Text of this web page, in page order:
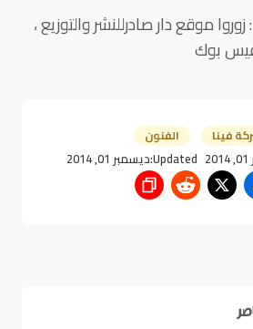
موقع دار صادرللنشر والتوزيع ،
بوك
فينا الفنون
Updated:ديسمبر 01, 2014